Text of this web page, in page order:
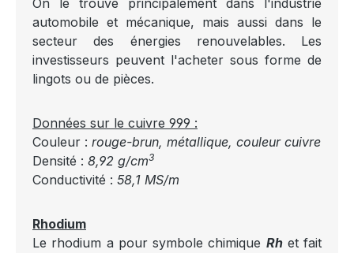
On le trouve principalement dans l'industrie
automobile et mécanique, mais aussi dans le
secteur des énergies renouvelables. Les
investisseurs peuvent l'acheter sous forme de
lingots ou de pièces.
Données sur le cuivre 999 :
Couleur : rouge-brun, métallique, couleur cuivre
Densité : 8,92 g/cm3
Conductivité : 58,1 MS/m
Rhodium
Le rhodium a pour symbole chimique Rh et fait